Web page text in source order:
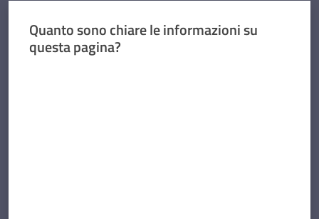
Quanto sono chiare le informazioni su
questa pagina?